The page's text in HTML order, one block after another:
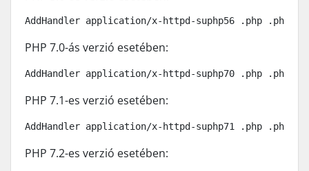
AddHandler application/x-httpd-suphp56 .php .php5
PHP 7.0-ás verzió esetében:
AddHandler application/x-httpd-suphp70 .php .php5
PHP 7.1-es verzió esetében:
AddHandler application/x-httpd-suphp71 .php .php5
PHP 7.2-es verzió esetében: